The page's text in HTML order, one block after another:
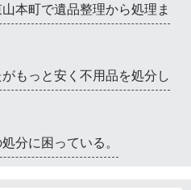
本町で遺品整理から処理ま
もっと安く不用品を処分し
分に困っている。